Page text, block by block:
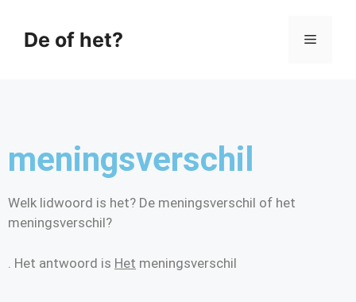
De of het?
meningsverschil
Welk lidwoord is het? De meningsverschil of het
meningsverschil?
. Het antwoord is Het meningsverschil